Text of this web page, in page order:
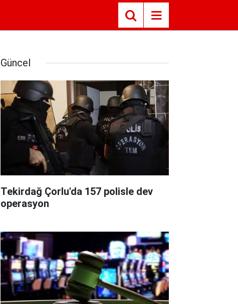
Güncel
Tekirdağ Çorlu'da 157 polisle dev
operasyon